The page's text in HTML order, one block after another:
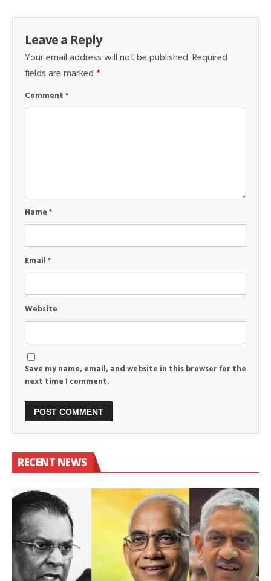
Leave a Reply
Your email address will not be published.Required
fields are marked*
Comment*
Name*
Email*
Website
Save my name, email, and website in this browser for the
next time I comment.
RECENT NEWS